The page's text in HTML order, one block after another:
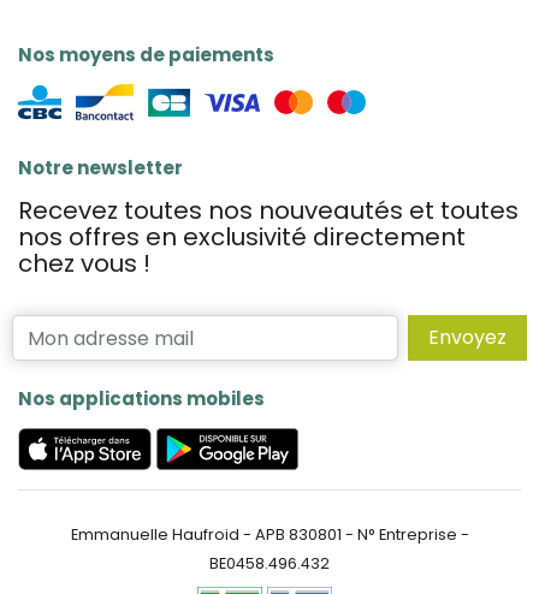
Nos moyens de paiements
Notre newsletter
Recevez toutes nos nouveautés et toutes
nos offres en exclusivité directement
chez vous !
Envoyez
Nos applications mobiles
Emmanuelle Haufroid - APB 830801 - N° Entreprise -
BE0458.496.432